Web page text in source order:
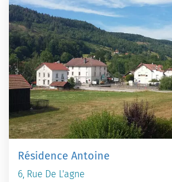
Résidence Antoine
6, Rue De L'agne